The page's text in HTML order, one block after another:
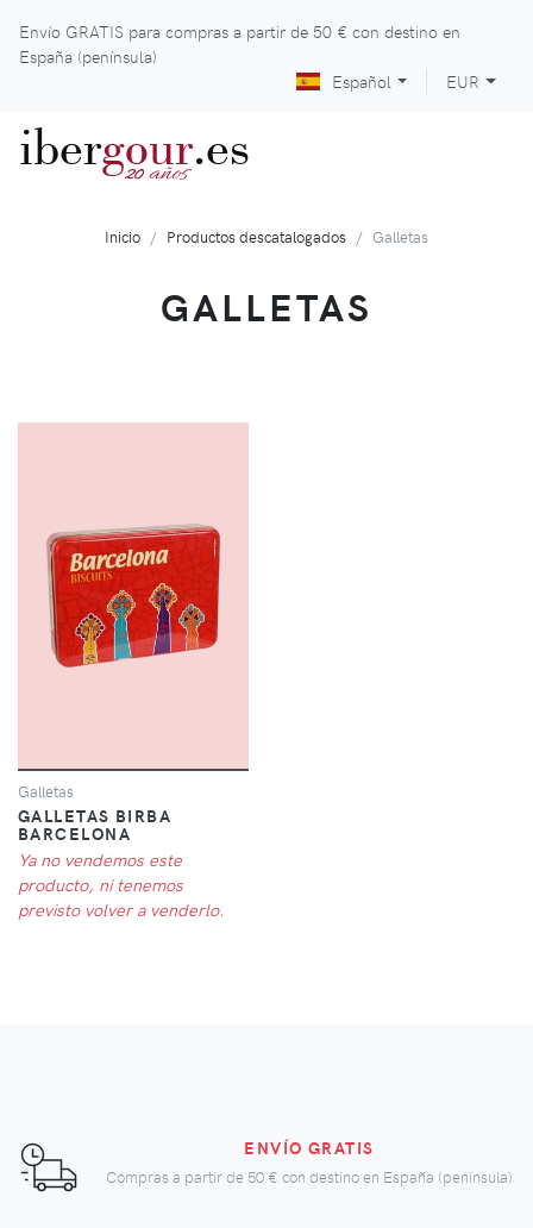
Envío GRATIS para compras a partir de 50 € con destino en
España (península)
Español
EUR
ibergour
20 años .es
Inicio Productos descatalogados Galletas
GALLETAS
Galletas
GALLETAS BIRBA
BARCELONA
Ya no vendemos este
producto, ni tenemos
previsto volver a venderlo.
ENVÍO GRATIS
Compras a partir de 50 € con destino en España (península)